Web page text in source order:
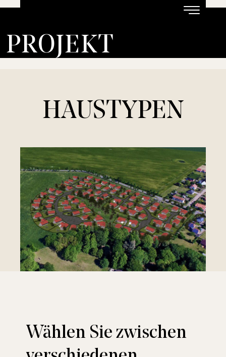
PROJEKT
REGION
VERFÜGBARKEIT
HOTEL
HAUSTYPEN
Wählen Sie zwischen